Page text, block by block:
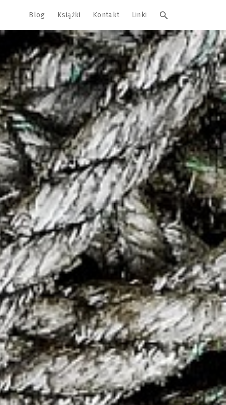
Blog Książki Kontakt Linki